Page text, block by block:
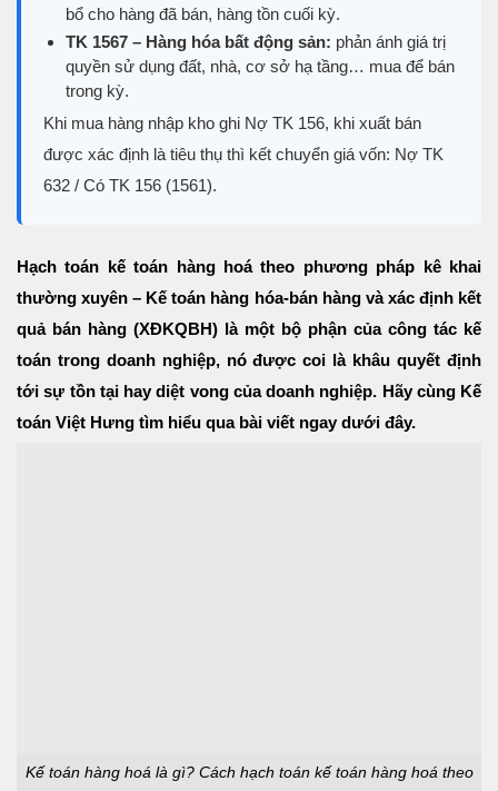
bổ cho hàng đã bán, hàng tồn cuối kỳ.
TK 1567 – Hàng hóa bất động sản: phản ánh giá trị
quyền sử dụng đất, nhà, cơ sở hạ tầng… mua để bán
trong kỳ.
Khi mua hàng nhập kho ghi Nợ TK 156, khi xuất bán
được xác định là tiêu thụ thì kết chuyển giá vốn: Nợ TK
632 / Có TK 156 (1561).
Hạch toán kế toán hàng hoá theo phương pháp kê khai
thường xuyên – Kế toán hàng hóa-bán hàng và xác định kết
quả bán hàng (XĐKQBH) là một bộ phận của công tác kế
toán trong doanh nghiệp, nó được coi là khâu quyết định
tới sự tồn tại hay diệt vong của doanh nghiệp. Hãy cùng Kế
toán Việt Hưng tìm hiểu qua bài viết ngay dưới đây.
Kế toán hàng hoá là gì? Cách hạch toán kế toán hàng hoá theo